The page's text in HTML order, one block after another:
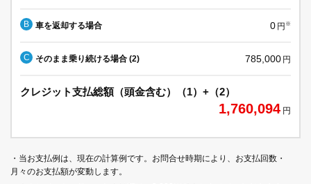
B 車を返却する場合 0 円 ※
C そのまま乗り続ける場合 (2) 785,000 円
クレジット支払総額（頭金含む）（1）+（2）
1,760,094 円
・当お支払例は、現在の計算例です。お問合せ時期により、お支払回数・
月々のお支払額が変動します。